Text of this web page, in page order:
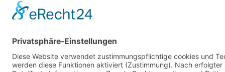
Deutsche Übersetzung durch
Datenschutz |Nutzungsbedingungen
Time: 0.013s| Peak Memory Usage: 10.11 MiB | GZIP: Off